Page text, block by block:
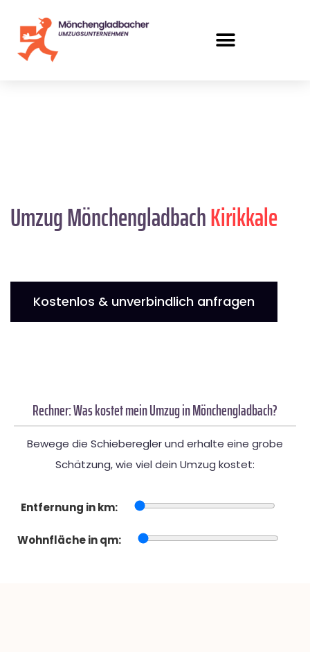
Umzug MönchengladbachKirikkale
Kostenlos & unverbindlich anfragen
Rechner: Was kostet mein Umzug in Mönchengladbach?
Bewege die Schieberegler und erhalte eine grobe
Schätzung, wie viel dein Umzug kostet:
Entfernung in km:
Wohnfläche in qm: